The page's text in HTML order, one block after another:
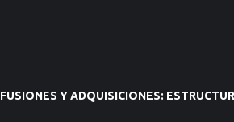
FUSIONES Y ADQUISICIONES: